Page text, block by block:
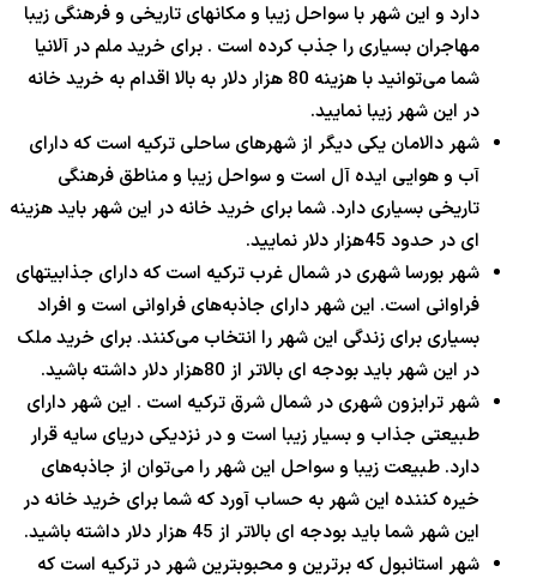
دارد و این شهر با سواحل زیبا و مکانهای تاریخی و فرهنگی زیبا
مهاجران بسیاری را جذب کرده است . برای خرید ملم در آلانیا
شما می‌توانید با هزینه 80 هزار دلار به بالا اقدام به خرید خانه
در این شهر زیبا نمایید.
شهر دالامان یکی دیگر از شهرهای ساحلی ترکیه است که دارای
آب و هوایی ایده ‌آل است و سواحل زیبا و مناطق فرهنگی
تاریخی بسیاری دارد. شما برای خرید خانه در این شهر باید هزینه
ای در حدود 45هزار دلار نمایید.
شهر بورسا شهری در شمال غرب ترکیه است که دارای جذابیتهای
فراوانی است. این شهر دارای جاذبه‌های فراوانی است و افراد
بسیاری برای زندگی این شهر را انتخاب می‌کنند. برای خرید ملک
در این شهر باید بودجه ای بالاتر از 80هزار دلار داشته باشید.
شهر ترابزون شهری در شمال شرق ترکیه است . این شهر دارای
طبیعتی جذاب و بسیار زیبا است و در نزدیکی دریای سایه قرار
دارد. طبیعت زیبا و سواحل این شهر را می‌توان از جاذبه‌های
خیره کننده این شهر به حساب آورد که شما برای خرید خانه در
این شهر شما باید بودجه ای بالاتر از 45 هزار دلار داشته باشید.
شهر استانبول که برترین و محبوبترین شهر در ترکیه است که